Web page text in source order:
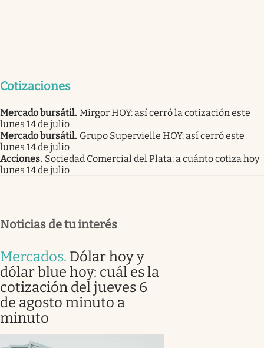
Cotizaciones
Mercado bursátil. Mirgor HOY: así cerró la cotización este
lunes 14 de julio
Mercado bursátil. Grupo Supervielle HOY: así cerró este
lunes 14 de julio
Acciones. Sociedad Comercial del Plata: a cuánto cotiza hoy
lunes 14 de julio
Noticias de tu interés
Mercados. Dólar hoy y
dólar blue hoy: cuál es la
cotización del jueves 6
de agosto minuto a
minuto